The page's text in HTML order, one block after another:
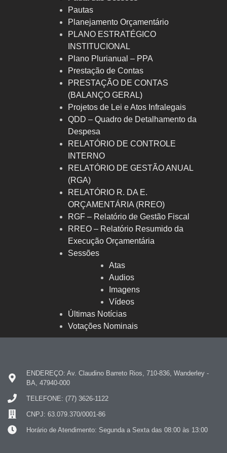
Pautas
Planejamento Orçamentário
PLANO ESTRATÉGICO
INSTITUCIONAL
Plano Plurianual – PPA
Prestação de Contas
PRESTAÇÃO DE CONTAS
(BALANÇO GERAL)
Projetos de Lei e Atos Infralegais
QDD – Quadro de Detalhamento da
Despesa
RELATÓRIO DE CONTROLE
INTERNO
RELATÓRIO DE GESTÃO ANUAL
(RGA)
RELATÓRIO R. DA E.
ORÇAMENTÁRIA (RREO)
RGF – Relatório de Gestão Fiscal
RREO – Relatório Resumido da
Execução Orçamentária
Sessões
Atas
Audios
Imagens
Vídeos
Últimas Notícias
Votações Nominais
ENDEREÇO: Av. Claudino Barreto Rios, 710-836, Wanderley -
BA, 47940-000
TELEFONE: (77) 3626-1122
CNPJ: 63.079.370/0001-86
Horário de Atendimento: Segunda a Sexta das 08:00 às 13:00